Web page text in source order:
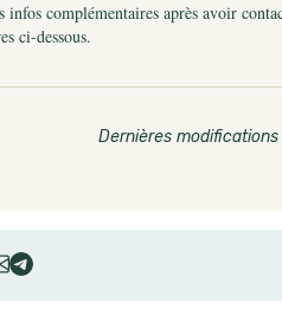
infos complémentaires après avoir
ci-dessous.
Dernières